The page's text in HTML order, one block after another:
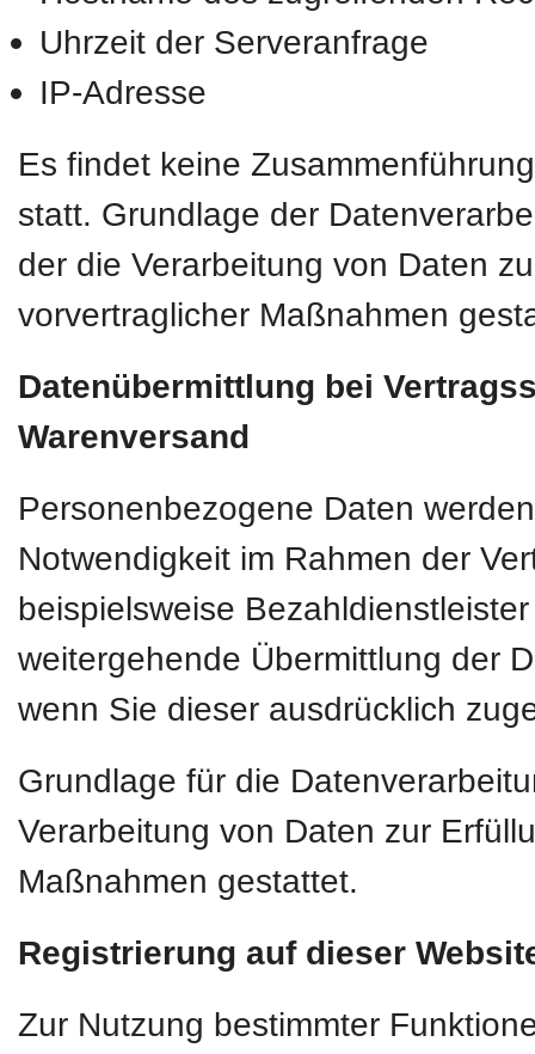
Uhrzeit der Serveranfrage
IP-Adresse
Es findet keine
statt. Grundlage der
der die Verarbeitung von Daten
vorvertraglicher Maßnahmen
Datenübermittlung bei
Warenversand
Personenbezogene Daten
Notwendigkeit im Rahmen der
beispielsweise
weitergehende Übermittlung der
wenn Sie dieser ausdrücklich
Grundlage für die
Verarbeitung von Daten zur
Maßnahmen gestattet.
Registrierung auf dieser
Zur Nutzung bestimmter